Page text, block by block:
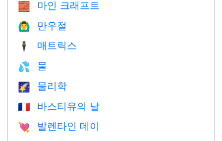
🧱 마인 크래프트
🙆‍♂️ 만우절
🕴️ 매트릭스
💦 물
🌠 물리학
🇫🇷 바스티유의 날
💘
발렌타인 데이